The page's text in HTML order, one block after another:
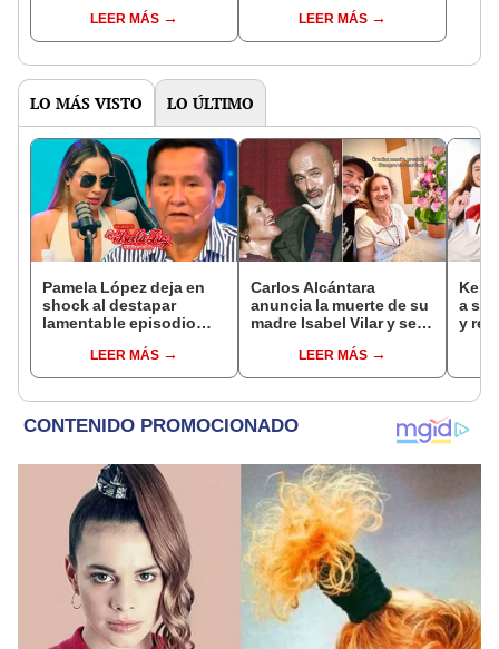
Enanitos Verdes?
LEER MÁS
nivel nacional?
LEER MÁS
LO MÁS VISTO LO ÚLTIMO
Pamela López deja en
shock al destapar
lamentable episodio
de La Bella Luz: "Hasta
el día de hoy ..."
LEER MÁS
Carlos Alcántara
anuncia la muerte de su
madre Isabel Vilar y se
conmovedor mensaje:
“Siempre te recordaré”
LEER MÁS
a
y